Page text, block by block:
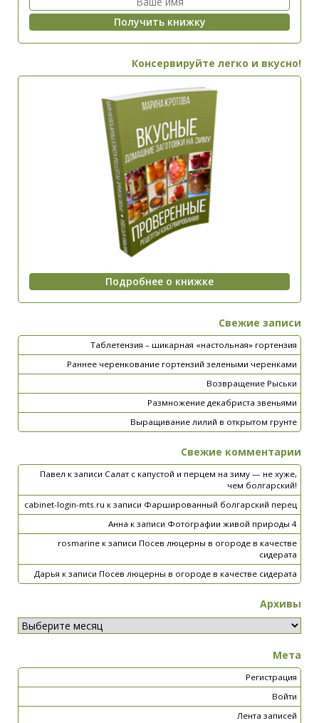
Консервируйте легко и вкусно!
Свежие записи
Таблетензия – шикарная «настольная» гортензия
Раннее черенкование гортензий зелеными черенками
Возвращение Рыськи
Размножение декабриста звеньями
Выращивание лилий в открытом грунте
Свежие комментарии
Павел к записи Салат с капустой и перцем на зиму — не хуже,
чем болгарский!
cabinet-login-mts.ru к записи Фаршированный болгарский перец
Анна к записи Фотографии живой природы 4
rosmarine к записи Посев люцерны в огороде в качестве
сидерата
Дарья к записи Посев люцерны в огороде в качестве сидерата
Архивы
Мета
Регистрация
Войти
Лента записей